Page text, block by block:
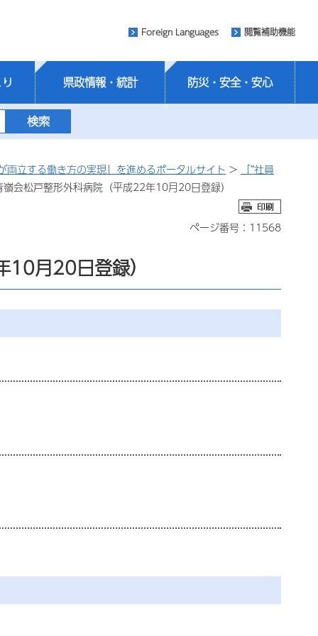
Foreign Languages 閲覧補助機能
県政情報・統計 防災・安全・安心
両立する働き方の実現」を進めるポータルサイト >
「“社員
会松戸整形外科病院（平成22年10月20日登録）
ページ番号：11568
月20日登録）